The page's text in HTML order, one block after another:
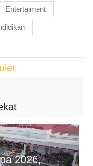
Entertaiment
2026,